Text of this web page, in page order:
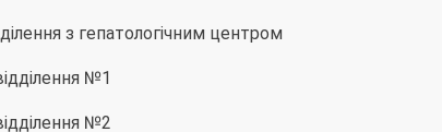
з гепатологічним центром
№1
№2